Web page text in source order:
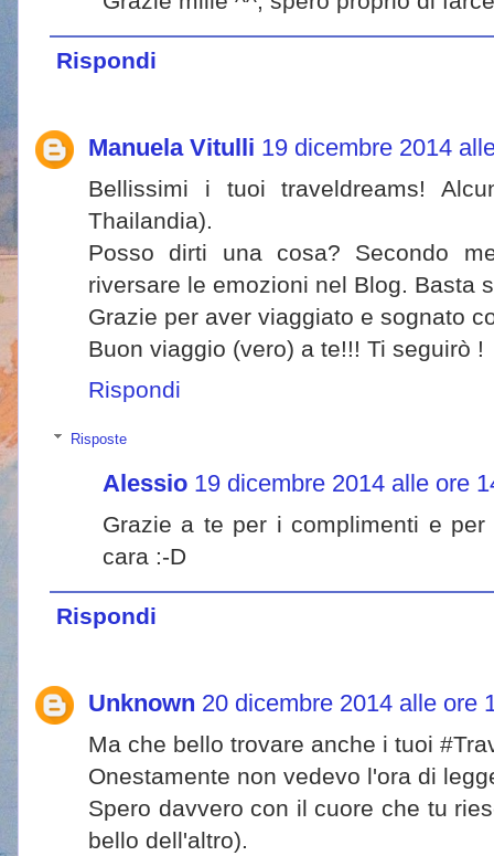
Rispondi
Manuela Vitulli 19 dicembre 2014
Bellissimi i tuoi traveldreams!
Thailandia).
Posso dirti una cosa? Secondo
riversare le emozioni nel Blog. Basta
Grazie per aver viaggiato e sognato
Buon viaggio (vero) a te!!! Ti seguirò !
Rispondi
Risposte
Alessio 19 dicembre 2014 alle ore
Grazie a te per i complimenti e
cara :-D
Rispondi
Unknown 20 dicembre 2014 alle ore
Ma che bello trovare anche i tuoi
Onestamente non vedevo l'ora di
Spero davvero con il cuore che tu
bello dell'altro).